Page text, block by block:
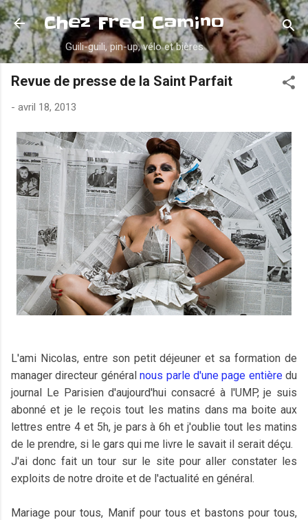
Accéder au contenu principal
Chez Fred Camino
Guili-guili, pin-up, vélo et bières
Revue de presse de la Saint Parfait
- avril 18, 2013
L'ami Nicolas, entre son petit déjeuner et sa formation de
manager directeur généralnous parle d'une page entièredu
journal Le Parisien d'aujourd'hui consacré à l'UMP, je suis
abonné et je le reçois tout les matins dans ma boite aux
lettres entre 4 et 5h, je pars à 6h et j'oublie tout les matins
de le prendre, si le gars qui me livre le savait il serait déçu.
J'ai donc fait un tour sur le site pour aller constater les
exploits de notre droite et de l'actualité en général.
Mariage pour tous, Manif pour tous et bastons pour tous,